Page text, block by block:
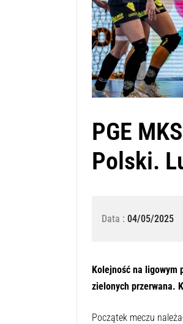
PGE
Polski.
Data : 04/05/2025
Kolejność na ligowym
zielonych przerwana.
Początek meczu